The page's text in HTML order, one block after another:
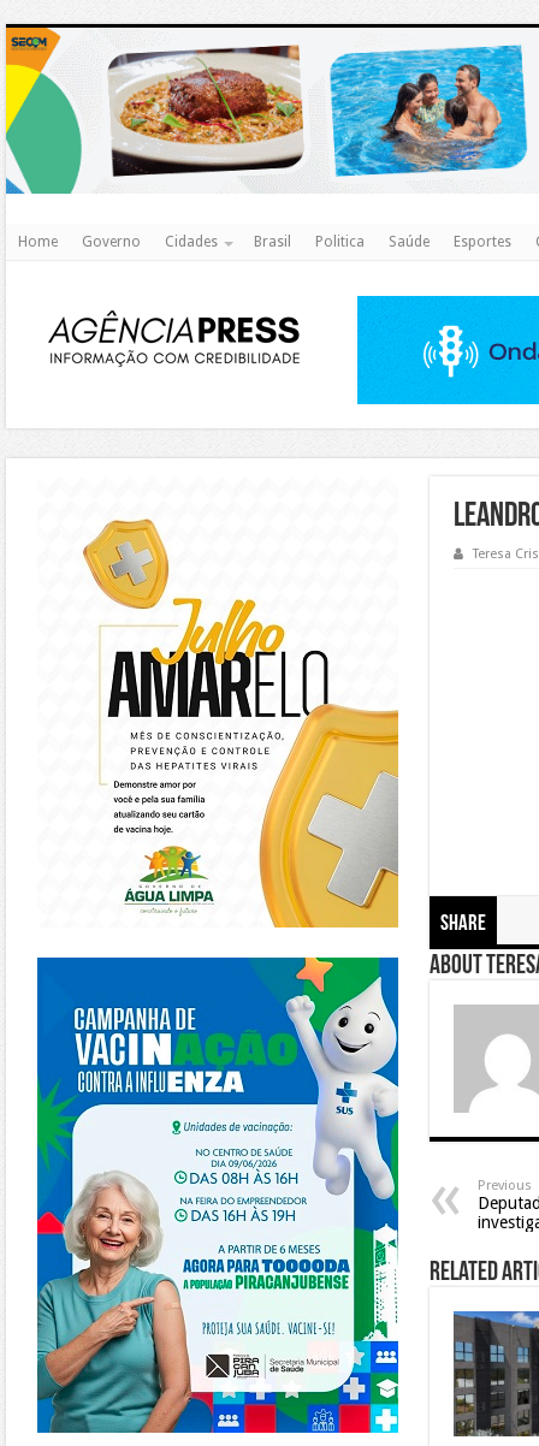
Home Governo Cidades Brasil Politica Saúde Esportes
Teresa
Share
About
Previous
Related
https://piracanjuba.go.gov.br/